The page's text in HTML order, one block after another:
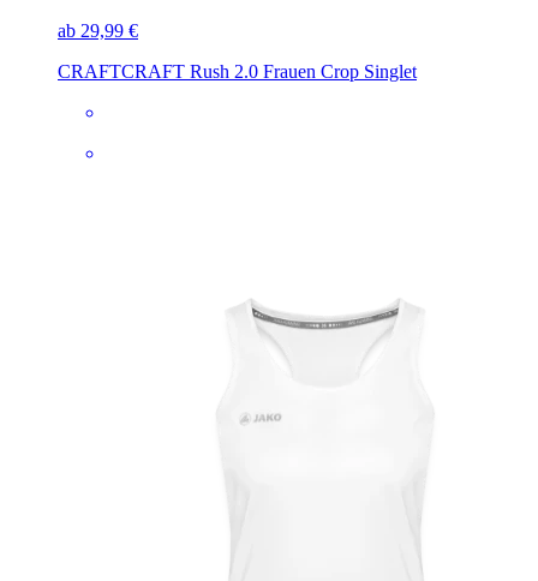
ab 29,99 €
CRAFTCRAFT Rush 2.0 Frauen Crop Singlet